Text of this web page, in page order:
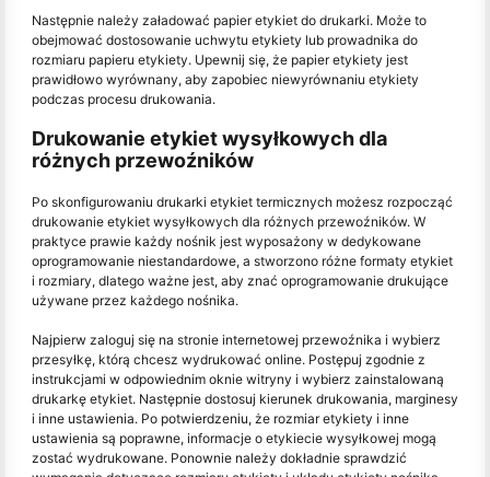
Następnie należy załadować papier etykiet do drukarki. Może to
obejmować dostosowanie uchwytu etykiety lub prowadnika do
rozmiaru papieru etykiety. Upewnij się, że papier etykiety jest
prawidłowo wyrównany, aby zapobiec niewyrównaniu etykiety
podczas procesu drukowania.
Drukowanie etykiet wysyłkowych dla
różnych przewoźników
Po skonfigurowaniu drukarki etykiet termicznych możesz rozpocząć
drukowanie etykiet wysyłkowych dla różnych przewoźników. W
praktyce prawie każdy nośnik jest wyposażony w dedykowane
oprogramowanie niestandardowe, a stworzono różne formaty etykiet
i rozmiary, dlatego ważne jest, aby znać oprogramowanie drukujące
używane przez każdego nośnika.
Najpierw zaloguj się na stronie internetowej przewoźnika i wybierz
przesyłkę, którą chcesz wydrukować online. Postępuj zgodnie z
instrukcjami w odpowiednim oknie witryny i wybierz zainstalowaną
drukarkę etykiet. Następnie dostosuj kierunek drukowania, marginesy
i inne ustawienia. Po potwierdzeniu, że rozmiar etykiety i inne
ustawienia są poprawne, informacje o etykiecie wysyłkowej mogą
zostać wydrukowane. Ponownie należy dokładnie sprawdzić